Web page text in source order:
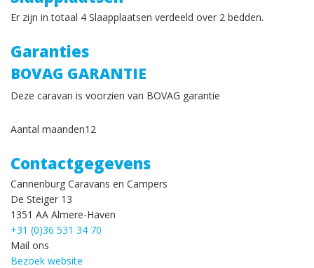
Er zijn in totaal 4 Slaapplaatsen verdeeld over 2 bedden.
Garanties
BOVAG GARANTIE
Deze caravan is voorzien van BOVAG garantie
Aantal maanden12
Contactgegevens
Cannenburg Caravans en Campers
De Steiger 13
1351 AA Almere-Haven
+31 (0)36 531 34 70
Mail ons
Bezoek website